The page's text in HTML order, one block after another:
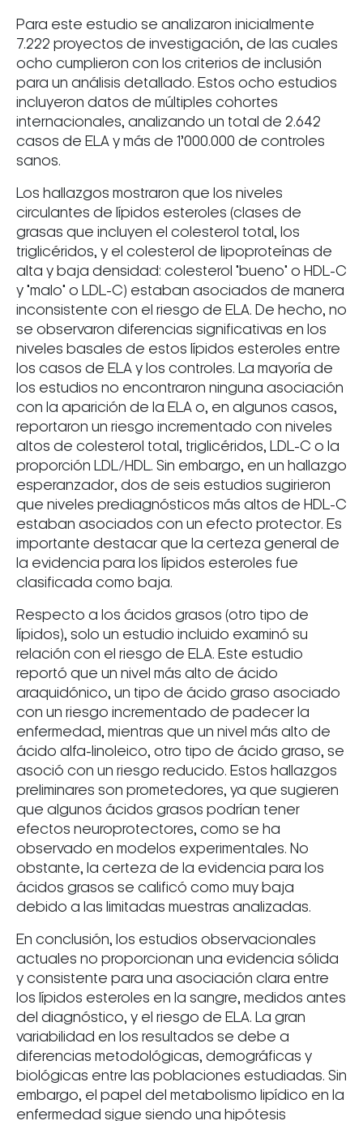
Para este estudio se analizaron inicialmente
7.222 proyectos de investigación, de las cuales
ocho cumplieron con los criterios de inclusión
para un análisis detallado. Estos ocho estudios
incluyeron datos de múltiples cohortes
internacionales, analizando un total de 2.642
casos de ELA y más de 1’000.000 de controles
sanos.
Los hallazgos mostraron que los niveles
circulantes de lípidos esteroles (clases de
grasas que incluyen el colesterol total, los
triglicéridos, y el colesterol de lipoproteínas de
alta y baja densidad: colesterol "bueno" o HDL-C
y "malo" o LDL-C) estaban asociados de manera
inconsistente con el riesgo de ELA. De hecho, no
se observaron diferencias significativas en los
niveles basales de estos lípidos esteroles entre
los casos de ELA y los controles. La mayoría de
los estudios no encontraron ninguna asociación
con la aparición de la ELA o, en algunos casos,
reportaron un riesgo incrementado con niveles
altos de colesterol total, triglicéridos, LDL-C o la
proporción LDL/HDL. Sin embargo, en un hallazgo
esperanzador, dos de seis estudios sugirieron
que niveles prediagnósticos más altos de HDL-C
estaban asociados con un efecto protector. Es
importante destacar que la certeza general de
la evidencia para los lípidos esteroles fue
clasificada como baja.
Respecto a los ácidos grasos (otro tipo de
lípidos), solo un estudio incluido examinó su
relación con el riesgo de ELA. Este estudio
reportó que un nivel más alto de ácido
araquidónico, un tipo de ácido graso asociado
con un riesgo incrementado de padecer la
enfermedad, mientras que un nivel más alto de
ácido alfa-linoleico, otro tipo de ácido graso, se
asoció con un riesgo reducido. Estos hallazgos
preliminares son prometedores, ya que sugieren
que algunos ácidos grasos podrían tener
efectos neuroprotectores, como se ha
observado en modelos experimentales. No
obstante, la certeza de la evidencia para los
ácidos grasos se calificó como muy baja
debido a las limitadas muestras analizadas.
En conclusión, los estudios observacionales
actuales no proporcionan una evidencia sólida
y consistente para una asociación clara entre
los lípidos esteroles en la sangre, medidos antes
del diagnóstico, y el riesgo de ELA. La gran
variabilidad en los resultados se debe a
diferencias metodológicas, demográficas y
biológicas entre las poblaciones estudiadas. Sin
embargo, el papel del metabolismo lipídico en la
enfermedad sigue siendo una hipótesis